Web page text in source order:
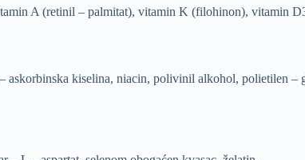
A (retinil – palmitat), vitamin K (filohinon), vitamin
kiselina, niacin, polivinil alkohol, polietilen